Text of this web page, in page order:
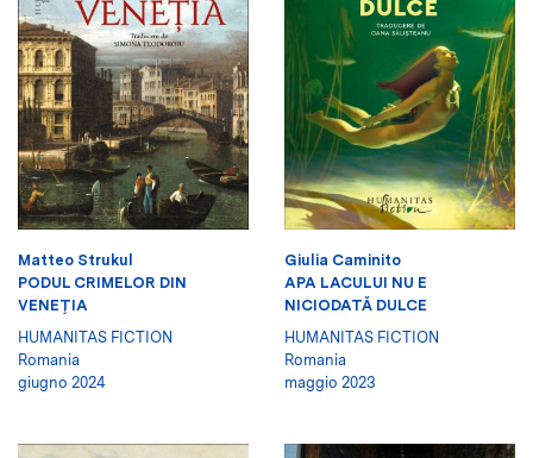
Matteo Strukul
PODUL CRIMELOR DIN
VENEŢIA
HUMANITAS FICTION
Romania
giugno 2024
Giulia Caminito
APA LACULUI NU E
NICIODATĂ DULCE
HUMANITAS FICTION
Romania
maggio 2023